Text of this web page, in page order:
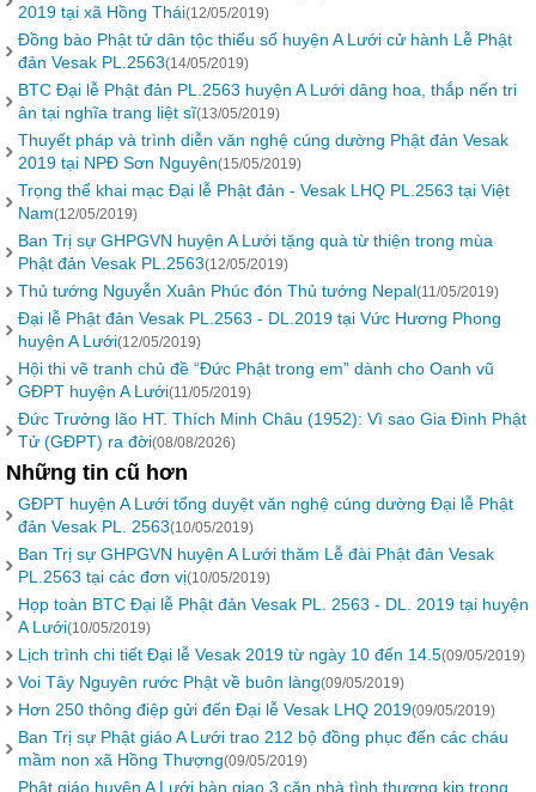
2019 tại xã Hồng Thái(12/05/2019)
Đồng bào Phật tử dân tộc thiểu số huyện A Lưới cử hành Lễ Phật
đản Vesak PL.2563(14/05/2019)
BTC Đại lễ Phật đản PL.2563 huyện A Lưới dâng hoa, thắp nến tri
ân tại nghĩa trang liệt sĩ(13/05/2019)
Thuyết pháp và trình diễn văn nghệ cúng dường Phật đản Vesak
2019 tại NPĐ Sơn Nguyên(15/05/2019)
Trọng thể khai mạc Đại lễ Phật đản - Vesak LHQ PL.2563 tại Việt
Nam(12/05/2019)
Ban Trị sự GHPGVN huyện A Lưới tặng quà từ thiện trong mùa
Phật đản Vesak PL.2563(12/05/2019)
Thủ tướng Nguyễn Xuân Phúc đón Thủ tướng Nepal(11/05/2019)
Đại lễ Phật đản Vesak PL.2563 - DL.2019 tại Vức Hương Phong
huyện A Lưới(12/05/2019)
Hội thi vẽ tranh chủ đề “Đức Phật trong em” dành cho Oanh vũ
GĐPT huyện A Lưới(11/05/2019)
Đức Trưởng lão HT. Thích Minh Châu (1952): Vì sao Gia Đình Phật
Tử (GĐPT) ra đời(08/08/2026)
Những tin cũ hơn
GĐPT huyện A Lưới tổng duyệt văn nghệ cúng dường Đại lễ Phật
đản Vesak PL. 2563(10/05/2019)
Ban Trị sự GHPGVN huyện A Lưới thăm Lễ đài Phật đản Vesak
PL.2563 tại các đơn vị(10/05/2019)
Họp toàn BTC Đại lễ Phật đản Vesak PL. 2563 - DL. 2019 tại huyện
A Lưới(10/05/2019)
Lịch trình chi tiết Đại lễ Vesak 2019 từ ngày 10 đến 14.5(09/05/2019)
Voi Tây Nguyên rước Phật về buôn làng(09/05/2019)
Hơn 250 thông điệp gửi đến Đại lễ Vesak LHQ 2019(09/05/2019)
Ban Trị sự Phật giáo A Lưới trao 212 bộ đồng phục đến các cháu
mầm non xã Hồng Thượng(09/05/2019)
Phật giáo huyện A Lưới bàn giao 3 căn nhà tình thương kịp trong